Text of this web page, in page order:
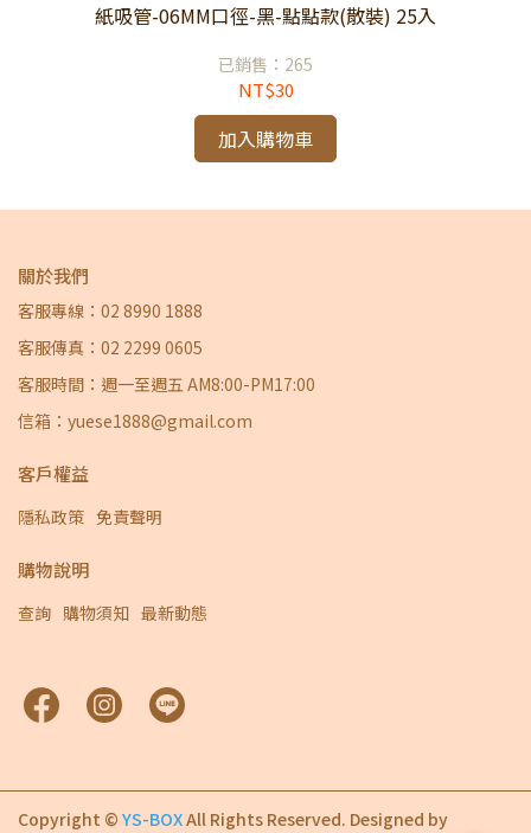
紙吸管-06MM口徑-黑-點點款(散裝) 25入
已銷售：265
NT$30
加入購物車
關於我們
客服專線：02 8990 1888
客服傳真：02 2299 0605
客服時間：週一至週五 AM8:00-PM17:00
信箱：yuese1888@gmail.com
客戶權益
隱私政策 免責聲明
購物說明
查詢 購物須知 最新動態
Copyright © YS-BOXAll Rights Reserved. Designed by